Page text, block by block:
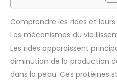
Comprendre les rides et
Les mécanismes du
Les rides apparaissent
diminution de la production
dans la peau. Ces protéines